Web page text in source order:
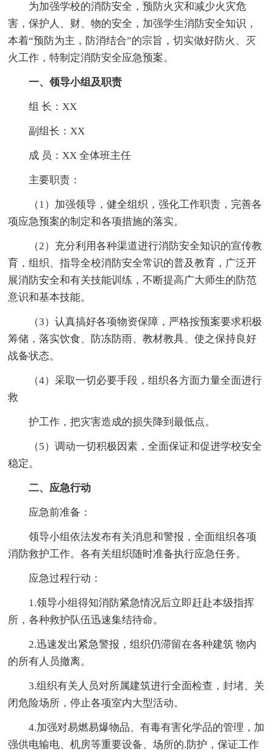
为加强学校的消防安全，预防火灾和减少火灾危
害，保护人、财、物的安全，加强学生消防安全知识，
本着“预防为主，防消结合”的宗旨，切实做好防火、灭
火工作，特制定消防安全应急预案。
一、领导小组及职责
组 长：XX
副组长：XX
成 员：XX 全体班主任
主要职责：
（1）加强领导，健全组织，强化工作职责，完善各
项应急预案的制定和各项措施的落实。
（2）充分利用各种渠道进行消防安全知识的宣传教
育，组织、指导全校消防安全常识的普及教育，广泛开
展消防安全和有关技能训练，不断提高广大师生的防范
意识和基本技能。
（3）认真搞好各项物资保障，严格按预案要求积极
筹储，落实饮食、防冻防雨、教材教具、使之保持良好
战备状态。
（4）采取一切必要手段，组织各方面力量全面进行
救
护工作，把灾害造成的损失降到最低点。
（5）调动一切积极因素，全面保证和促进学校安全
稳定。
二、应急行动
应急前准备：
领导小组依法发布有关消息和警报，全面组织各项
消防救护工作。各有关组织随时准备执行应急任务。
应急过程行动：
1.领导小组得知消防紧急情况后立即赶赴本级指挥
所，各种救护队伍迅速集结待命。
2.迅速发出紧急警报，组织仍滞留在各种建筑 物内
的所有人员撤离。
3.组织有关人员对所属建筑进行全面检查，封堵、关
闭危险场所，停止各项室内大型活动。
4.加强对易燃易爆物品、有毒有害化学品的管理，加
强供电输电、机房等重要设备、场所的.防护，保证工作